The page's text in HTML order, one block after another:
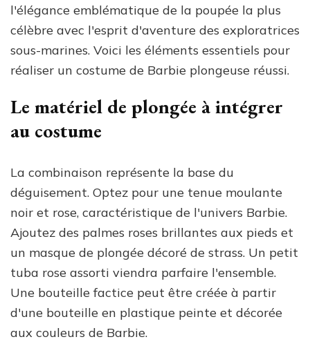
l'élégance emblématique de la poupée la plus
célèbre avec l'esprit d'aventure des exploratrices
sous-marines. Voici les éléments essentiels pour
réaliser un costume de Barbie plongeuse réussi.
Le matériel de plongée à intégrer
au costume
La combinaison représente la base du
déguisement. Optez pour une tenue moulante
noir et rose, caractéristique de l'univers Barbie.
Ajoutez des palmes roses brillantes aux pieds et
un masque de plongée décoré de strass. Un petit
tuba rose assorti viendra parfaire l'ensemble.
Une bouteille factice peut être créée à partir
d'une bouteille en plastique peinte et décorée
aux couleurs de Barbie.